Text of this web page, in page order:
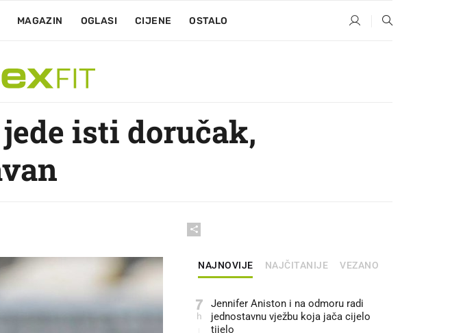
MAGAZIN OGLASI CIJENE OSTALO
isti doručak,
NAJNOVIJE NAJČITANIJE VEZANO
7
h
Jennifer Aniston i na odmoru radi
jednostavnu vježbu koja jača cijelo
tijelo